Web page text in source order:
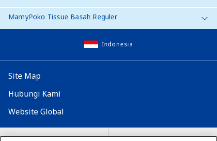
MamyPoko Tissue Basah Reguler
Indonesia
Site Map
Hubungi Kami
Website Global
Map Situs Lokasi seluruh dunia